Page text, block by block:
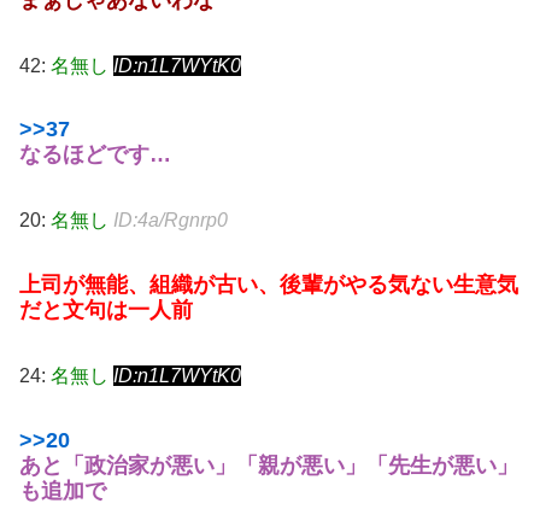
42: 名無し ID:n1L7WYtK0
>>37
なるほどです…
20: 名無し ID:4a/Rgnrp0
上司が無能、組織が古い、後輩がやる気ない生意気
だと文句は一人前
24: 名無し ID:n1L7WYtK0
>>20
あと「政治家が悪い」「親が悪い」「先生が悪い」
も追加で